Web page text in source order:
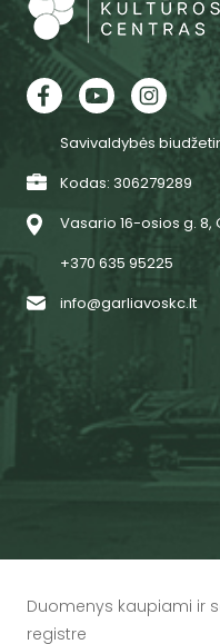
Savivaldybės
Kodas: 306279289
Vasario 16-osios g. 8,
+370 635 95225
info@garliavoskc.lt
Duomenys kaupiami ir
registre